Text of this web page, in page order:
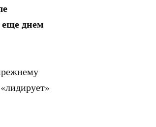
еще днем